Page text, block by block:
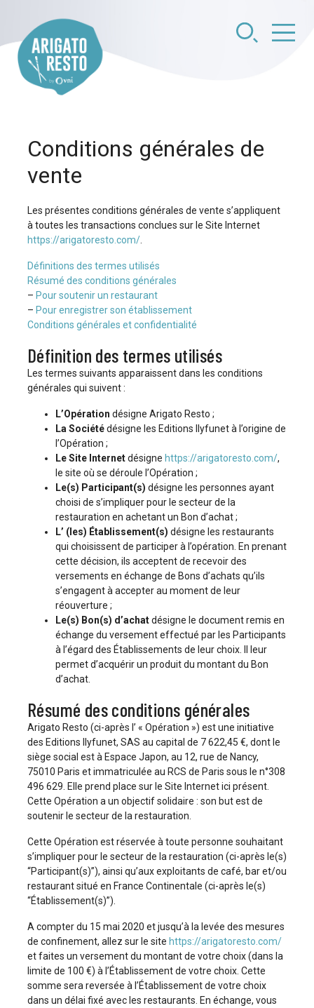
content
Conditions générales de
vente
Les présentes conditions générales de vente s’appliquent
à toutes les transactions conclues sur le Site Internet
https://arigatoresto.com/
Définitions des termes utilisés
Résumé des conditions générales
– Pour soutenir un restaurant
– Pour enregistrer son établissement
Conditions générales et confidentialité
Définition des termes utilisés
Les termes suivants apparaissent dans les conditions
générales qui suivent :
L’Opération désigne Arigato Resto ;
La Sociétédésigne les Editions Ilyfunet à l’origine de
l’Opération ;
Le Site Internetdésigne https://arigatoresto.com/,
le site où se déroule l’Opération ;
Le(s) Participant(s) désigne les personnes ayant
choisi de s’impliquer pour le secteur de la
restauration en achetant un Bon d’achat ;
L’ (les) Établissement(s) désigne les restaurants
qui choisissent de participer à l’opération. En prenant
cette décision, ils acceptent de recevoir des
versements en échange de Bons d’achats qu’ils
s’engagent à accepter au moment de leur
réouverture ;
Le(s) Bon(s) d’achatdésigne le document remis en
échange du versement effectué par les Participants
à l’égard des Établissements de leur choix. Il leur
permet d’acquérir un produit du montant du Bon
d’achat.
Résumé des conditions générales
Arigato Resto (ci-après l’ « Opération ») est une initiative
des Editions Ilyfunet, SAS au capital de 7 622,45 €, dont le
siège social est à Espace Japon, au 12, rue de Nancy,
75010 Paris et immatriculée au RCS de Paris sous le n°308
496 629. Elle prend place sur le Site Internet ici présent.
Cette Opération a un objectif solidaire : son but est de
soutenir le secteur de la restauration.
Cette Opération est réservée à toute personne souhaitant
s’impliquer pour le secteur de la restauration (ci-après le(s)
“Participant(s)”), ainsi qu’aux exploitants de café, bar et/ou
restaurant situé en France Continentale (ci-après le(s)
“Établissement(s)”).
A compter du 15 mai 2020 et jusqu’à la levée des mesures
de confinement, allez sur le site https://arigatoresto.com/
et faites un versement du montant de votre choix (dans la
limite de 100 €) à l’Établissement de votre choix. Cette
somme sera reversée à l’Établissement de votre choix
dans un délai fixé avec les restaurants. En échange, vous